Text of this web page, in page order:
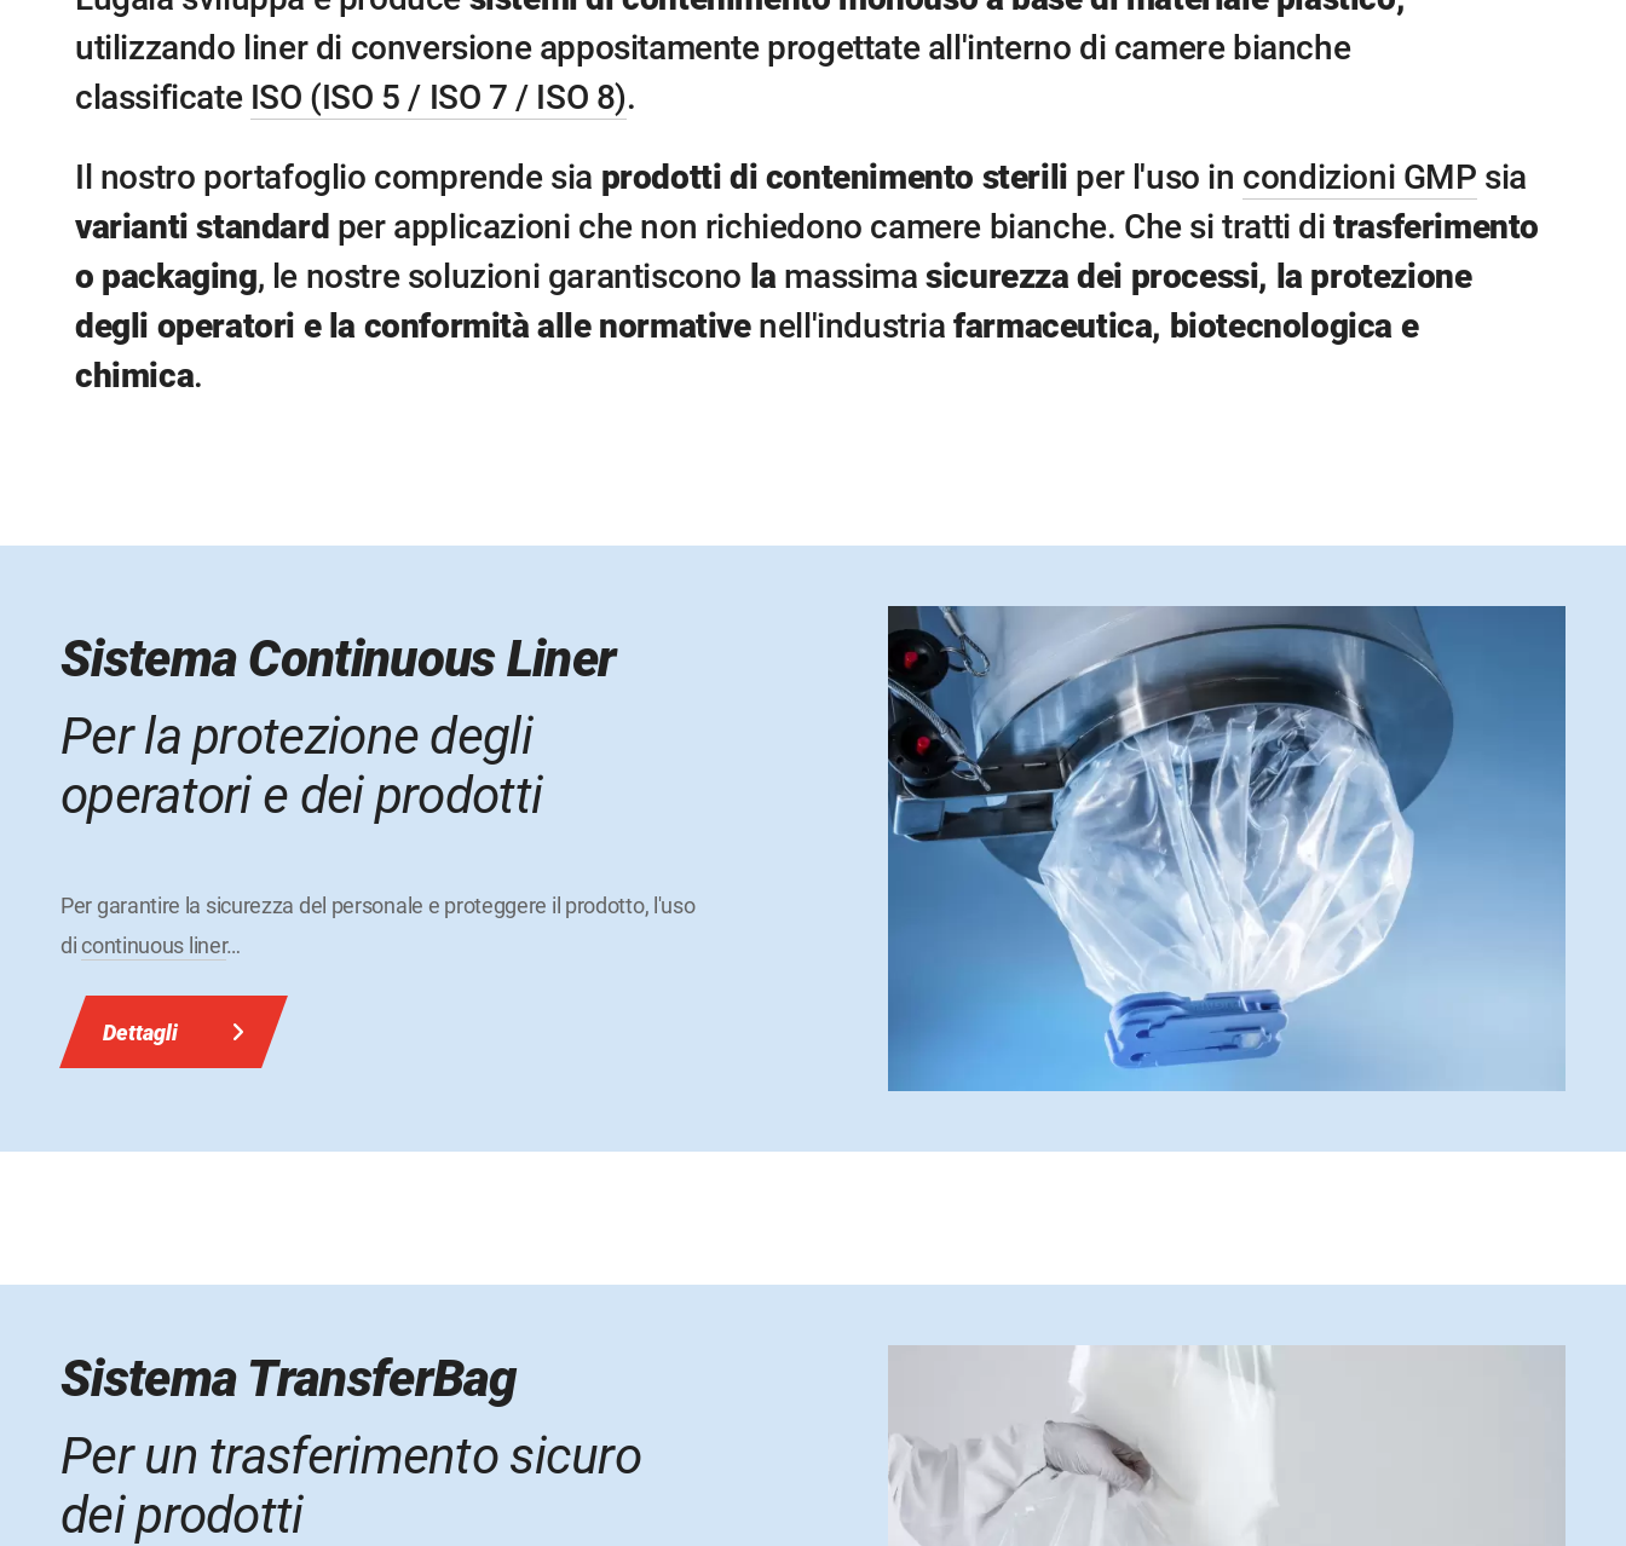
utilizzando liner di conversione appositamente progettate all'interno di camere bianche
classificate ISO (ISO 5 / ISO 7 / ISO 8).
Il nostro portafoglio comprende sia prodotti di contenimento sterili per l'uso in condizioni GMP sia
varianti standard per applicazioni che non richiedono camere bianche. Che si tratti ditrasferimento
o packaging, le nostre soluzioni garantiscono lamassimasicurezza dei processi, la protezione
degli operatori e la conformità alle normativenell'industriafarmaceutica, biotecnologica e
chimica.
Sistema Continuous Liner
Per la protezione degli
operatori e dei prodotti
Per garantire la sicurezza del personale e proteggere il prodotto, l'uso
dicontinuous liner…
Dettagli
Sistema TransferBag
Per un trasferimento sicuro
dei prodotti